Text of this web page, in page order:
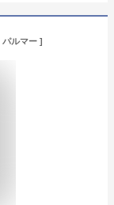
パルマー ]